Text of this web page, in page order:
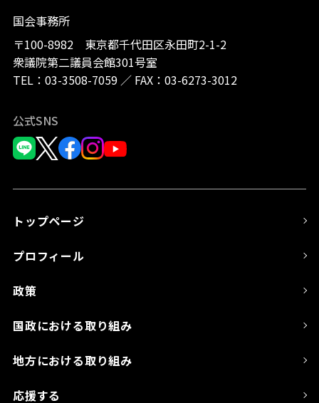
国会事務所
〒100-8982 東京都千代田区永田町2-1-2
衆議院第二議員会館301号室
TEL： 03-3508-7059／ FAX：03-6273-3012
公式SNS
トップページ
プロフィール
政策
国政における取り組み
地方における取り組み
応援する